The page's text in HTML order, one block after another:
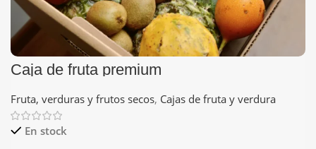
Caja de fruta premium
Fruta, verduras y frutos secos, Cajas de fruta y verdura
En stock